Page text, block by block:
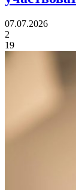
07.07.2026
2
19